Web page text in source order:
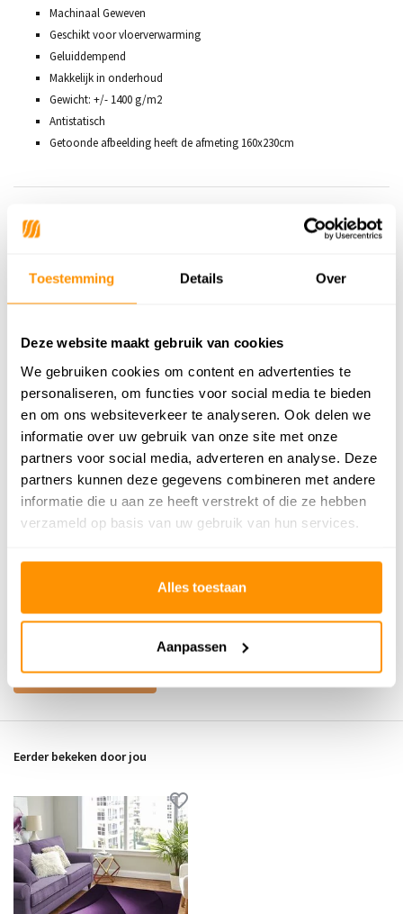
Toestemming Details Over
Deze website maakt gebruik van cookies
We gebruiken cookies om content en advertenties te
personaliseren, om functies voor social media te bieden
en om ons websiteverkeer te analyseren. Ook delen we
informatie over uw gebruik van onze site met onze
partners voor social media, adverteren en analyse. Deze
partners kunnen deze gegevens combineren met andere
informatie die u aan ze heeft verstrekt of die ze hebben
verzameld op basis van uw gebruik van hun services.
Alles toestaan
Aanpassen
49,95
Buy now, pay later
Machinaal Geweven
Geschikt voor vloerverwarming
Geluiddempend
Makkelijk in onderhoud
Gewicht: +/- 1400 g/m2
Antistatisch
Getoonde afbeelding heeft de afmeting 160x230cm
Reviews
op 15 November
Mooi
Schrijf je eigen review
Eerder bekeken door jou